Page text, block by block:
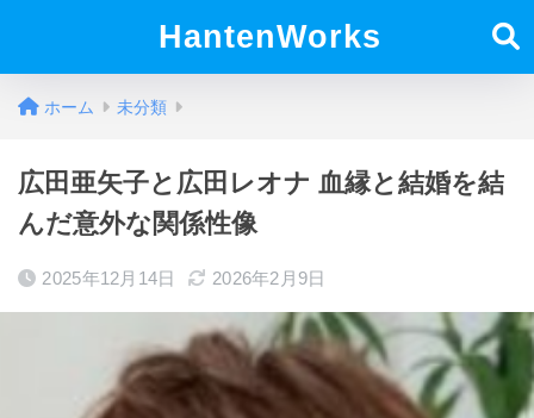
HantenWorks
ホーム 未分類
広田亜矢子と広田レオナ 血縁と結婚を結
んだ意外な関係性像
2025年12月14日 2026年2月9日